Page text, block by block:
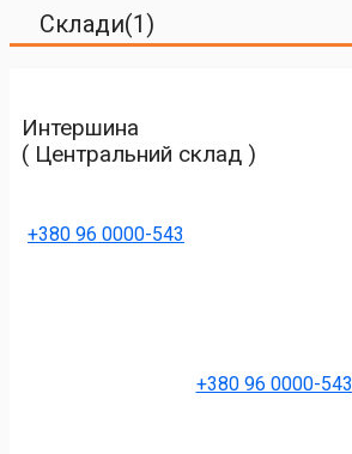
Склади(1)
Интершина
( Центральний склад )
+380 96 0000-543
+380 96 0000-543